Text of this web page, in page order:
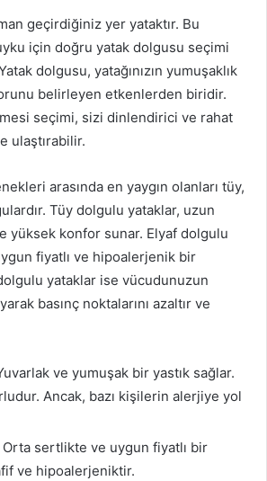
geçirdiğiniz yer yataktır. Bu
için doğru yatak dolgusu seçimi
dolgusu, yatağınızın yumuşaklık
belirleyen etkenlerden biridir.
seçimi, sizi dinlendirici ve rahat
ulaştırabilir.
arasında en yaygın olanları tüy,
Tüy dolgulu yataklar, uzun
yüksek konfor sunar. Elyaf dolgulu
fiyatlı ve hipoalerjenik bir
yataklar ise vücudunuzun
basınç noktalarını azaltır ve
ve yumuşak bir yastık sağlar.
Ancak, bazı kişilerin alerjiye yol
sertlikte ve uygun fiyatlı bir
ve hipoalerjeniktir.